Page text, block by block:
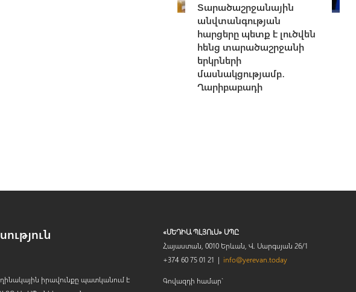
Տարածաշրջանային
անվտանգության
հարցերը պետք է լուծվեն
հենց տարածաշրջանի
երկրների
մասնակցությամբ․
Ղարիբաբադի
իրավունքը պատկանում է
«ՄԵԴԻԱ ՊԼՅՈւՍ» ՍՊԸ
Հայաստան, 0010 Երևան, Վ. Սարգսյան 26/1
+374 60 75 01 21 | info@yerevan.today
Գովազդի համար`